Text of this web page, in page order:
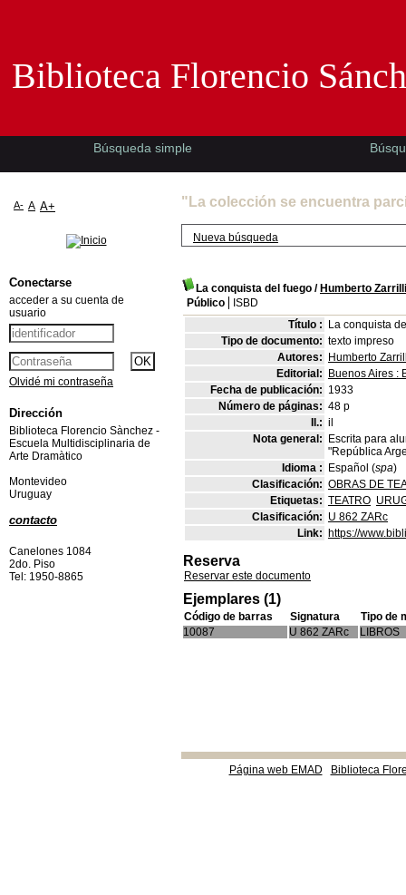
"La colección se encuentra
Nueva búsqueda
La conquista del fuego / Humberto Zarrilli
Público
ISBD
Título :
La conquista
Tipo de documento: texto impreso
Autores:
Humberto
Editorial:
Buenos Aires :
Fecha de publicación: 1933
Número de páginas: 48 p
Il.: il
Nota general:
Escrita para
"República
Idioma :
Español (spa)
Clasificación: OBRAS DE
Etiquetas: TEATRO
Clasificación: U 862 ZARc
Link: https://
Reserva
Reservar este documento
Ejemplares (1)
Código de barras Signatura
Tipo de
10087
U 862 ZARc LIBROS
Página web EMAD Biblioteca
Biblioteca Florencio
Búsqueda simple
A- A A+
Conectarse
acceder a su cuenta de
usuario
Olvidé mi contraseña
Dirección
Biblioteca Florencio Sànchez -
Escuela Multidisciplinaria de
Arte Dramàtico
Montevideo
Uruguay
contacto
Canelones 1084
2do. Piso
Tel: 1950-8865